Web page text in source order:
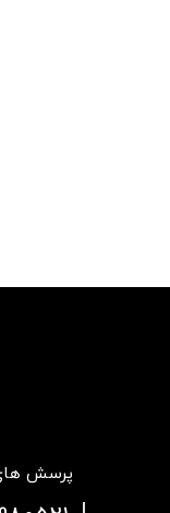
پرسش